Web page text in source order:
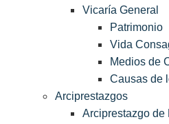
Vicaría General
Patrimonio
Vida
Medios de
Causas de
Arciprestazgos
Arciprestazgo de